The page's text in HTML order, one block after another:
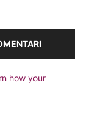
how your